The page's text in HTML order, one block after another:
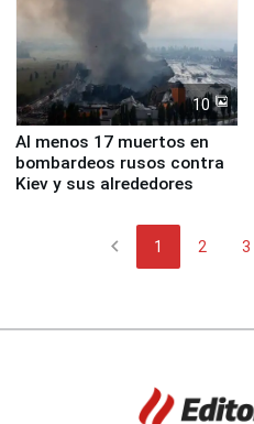
10
Al menos 17 muertos en
bombardeos rusos contra
Kiev y sus alrededores
chevron_left 1 2 3